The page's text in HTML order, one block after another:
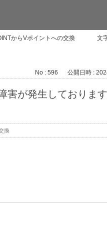
文
からVポイントへの交換
No : 596 公開日時 :
害が発生しておりま
換